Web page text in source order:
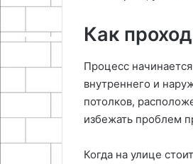
Как
Процесс
внутреннего и
потолков,
избежать проблем
Когда на улице